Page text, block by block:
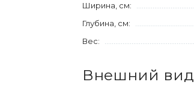
Ширина, см:
Глубина, см:
Вес:
Внешний вид